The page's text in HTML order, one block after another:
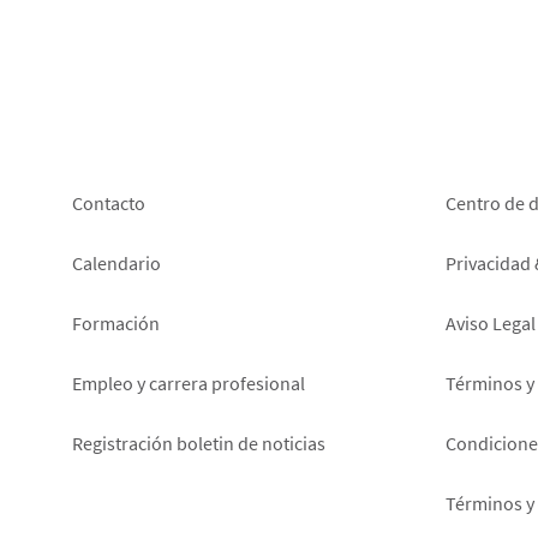
Footer
left
Contacto
Calendario
Formación
Empleo y carrera profesional
Registración boletin de noticias
right
Centro de
Privacidad
Aviso Legal
Términos
Términos